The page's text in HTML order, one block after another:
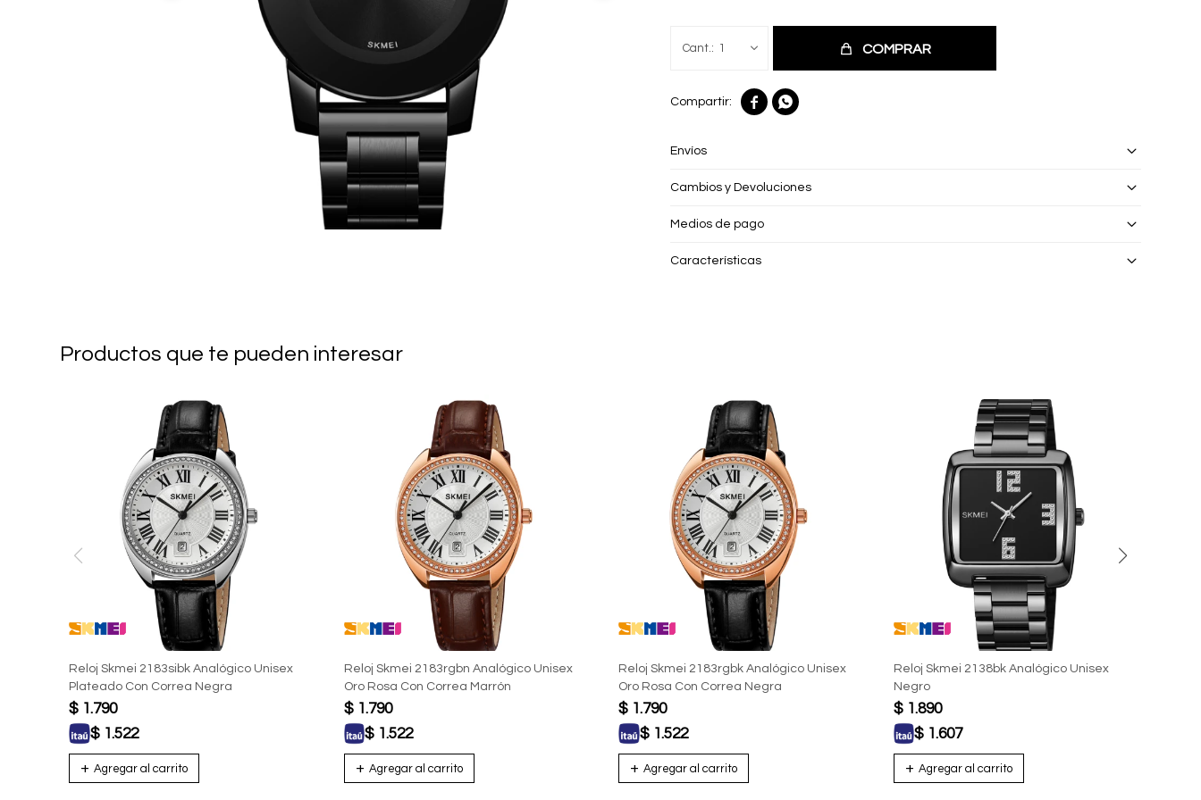
1 COMPRAR
 
Envíos
Cambios y Devoluciones
Medios de pago
Características
Productos que te pueden interesar
Reloj Skmei 2183sibk Analógico Unisex
Plateado Con Correa Negra
$ 1.790
$ 1.522
Reloj Skmei 2183rgbn Analógico Unisex
Oro Rosa Con Correa Marrón
$ 1.790
$ 1.522
Reloj Skmei 2183rgbk Analógico Unisex
Oro Rosa Con Correa Negra
$ 1.790
$ 1.522
Reloj Skmei 2138bk Analógico Unisex
Negro
$ 1.890
$ 1.607